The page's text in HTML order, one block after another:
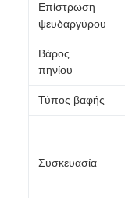
Επίστρωση
ψευδαργύρου
Βάρος
πηνίου
Τύπος βαφής
Συσκευασία